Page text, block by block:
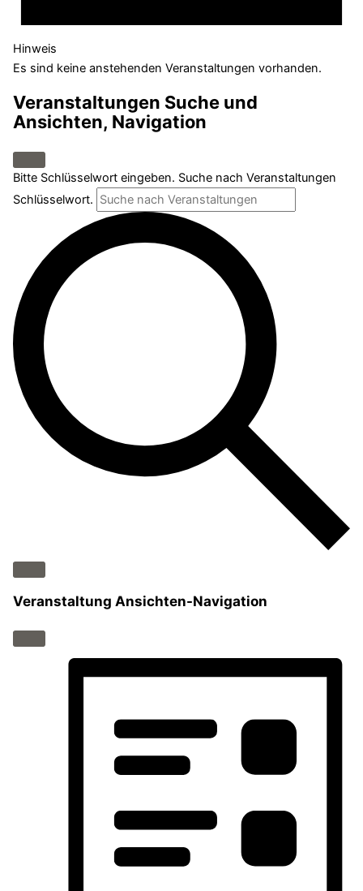
Hinweis
Es sind keine anstehenden Veranstaltungen vorhanden.
Veranstaltungen Suche und
Ansichten, Navigation
Bitte Schlüsselwort eingeben. Suche nach Veranstaltungen
Schlüsselwort.
Veranstaltung Ansichten-Navigation